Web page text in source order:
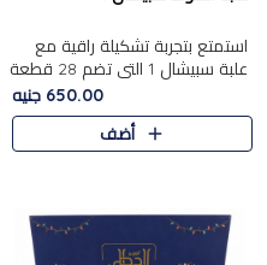
استمتع بتجربة تشكيلة راقية مع
علبة سبيشال 1 التي تضم 28 قطعة
من تشكيلة مختارة بعناية من أفخر
حلويات المولد المصرية الأصلية
الشرقية. تحتوي ال..
650.00 جنيه
أضف